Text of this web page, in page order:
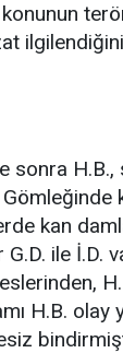
sonra H.B.,
kan
ile İ.D.
H.B. olay